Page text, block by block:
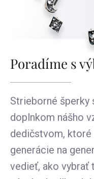
Poradíme s
Strieborné šperky
doplnkom nášho
dedičstvom,
generácie na
vedieť, ako vybrať